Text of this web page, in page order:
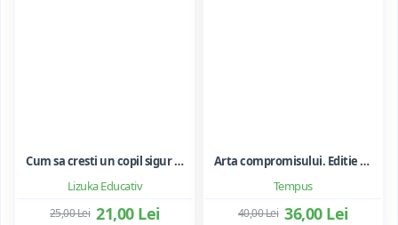
Lizuka Educativ
Cum sa cresti un copil sigur de sine ... si sa-i consolidezi autostima
21,00 Lei
25,00 Lei
Tempus
Arta compromisului. Editie ne varietur - Ileana Vulpescu
36,00 Lei
40,00 Lei